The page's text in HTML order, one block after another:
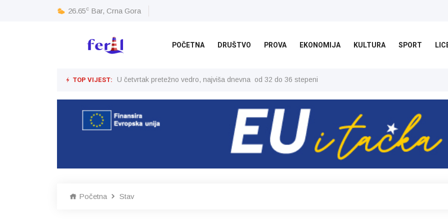
26.65c Bar, Crna Gora
POČETNA DRUŠTVO PROVA EKONOMIJA KULTURA SPORT
TOP VIJEST: U četvrtak pretežno vedro, najviša dnevna od 32 do 36 stepeni
Početna Stav